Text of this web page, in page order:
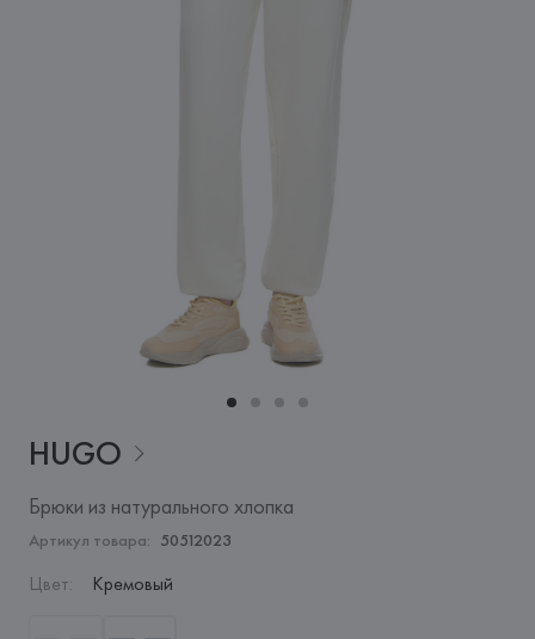
HUGO
Брюки из натурального хлопка
Артикул товара: 50512023
Цвет: Кремовый